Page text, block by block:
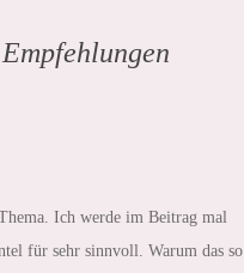
Ich werde im Beitrag mal
für sehr sinnvoll. Warum das so